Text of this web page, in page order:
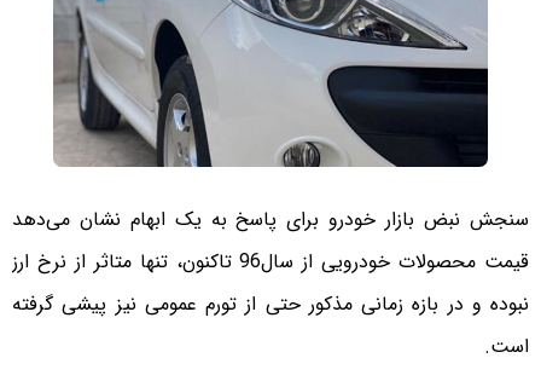
سنجش نبض بازار خودرو برای پاسخ به یک ابهام نشان می‌دهد
قیمت محصولات خودرویی از سال96 تاکنون، تنها متاثر از نرخ ارز
نبوده و در بازه زمانی مذکور حتی از تورم عمومی نیز پیشی گرفته
است.